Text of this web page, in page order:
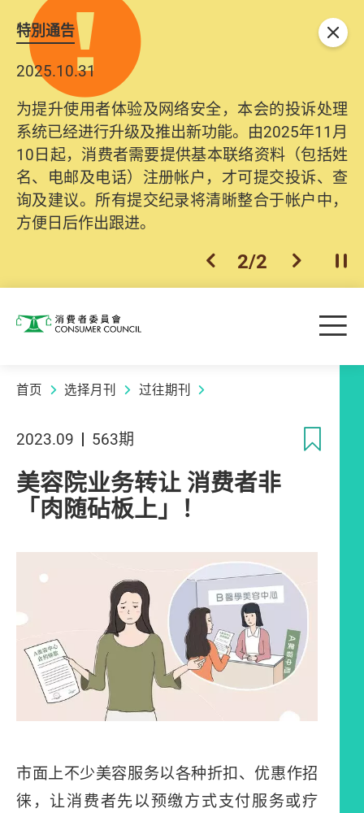
特別通告
2025.10.31
为提升使用者体验及网络安全，本会的投诉处理
系统已经进行升级及推出新功能。由2025年11月
10日起，消费者需要提供基本联络资料（包括姓
名、电邮及电话）注册帐户，才可提交投诉、查
询及建议。所有提交纪录将清晰整合于帐户中，
方便日后作出跟进。
上一个
2/2 下一个开
关闭
消费者委员会 目
首页 选择月刊 过往期刊
2023.09 563期
美容院业务转让 消费者非
「肉随砧板上」！
市面上不少美容服务以各种折扣、优惠作招
徕，让消费者先以预缴方式支付服务或疗